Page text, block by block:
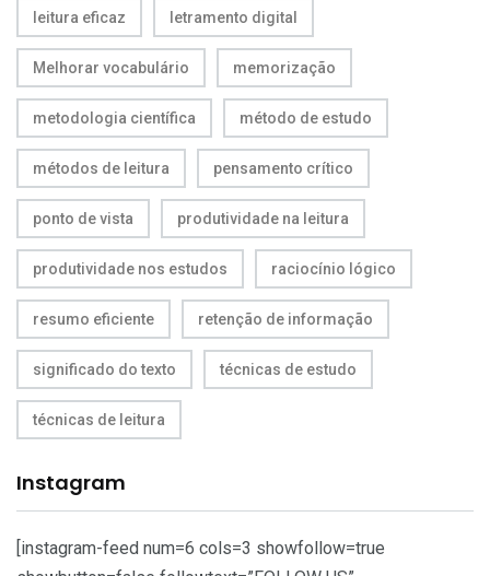
leitura eficaz letramento digital
Melhorar vocabulário memorização
metodologia científica método de estudo
métodos de leitura pensamento crítico
ponto de vista produtividade na leitura
produtividade nos estudos raciocínio lógico
resumo eficiente retenção de informação
significado do texto técnicas de estudo
técnicas de leitura
Instagram
[instagram-feed num=6 cols=3 showfollow=true